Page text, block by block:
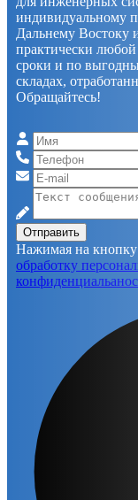
индивидуальному
Дальнему Востоку
практически
сроки и по
складах,
Обращайтесь!
Отправить
Нажимая на
обработку